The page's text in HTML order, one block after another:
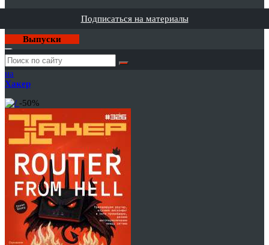
Подписаться на материалы
Выпуски
Годовая
подписка
на
Хакер
-50%